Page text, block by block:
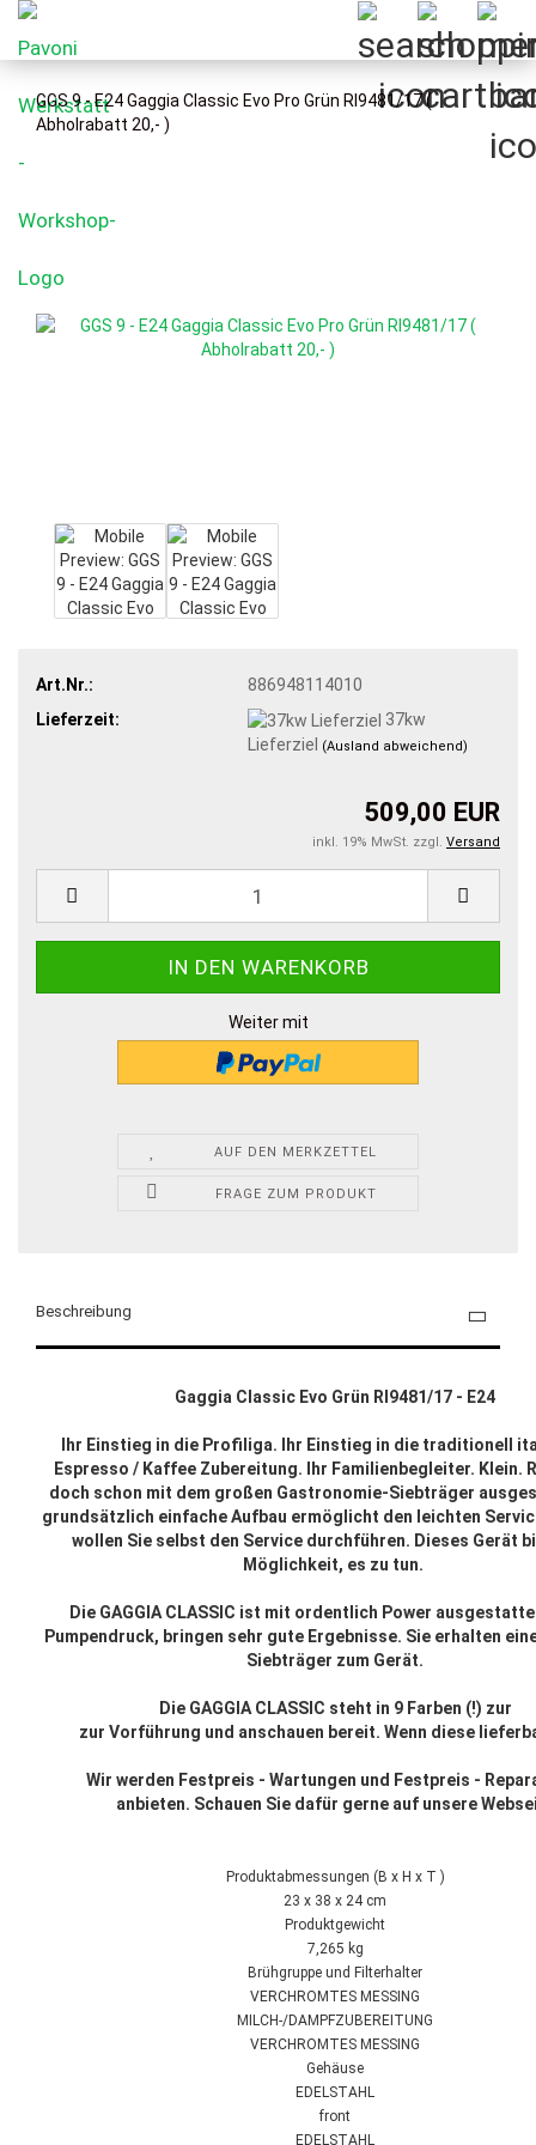
GGS 9 - E24 Gaggia Classic Evo Pro Grün RI9481/17 (
Abholrabatt 20,- )
Art.Nr.:
886948114010
Lieferzeit:
37kw
Lieferziel
(Ausland abweichend)
509,00 EUR
inkl. 19% MwSt. zzgl. Versand
Weiter mit
AUF DEN MERKZETTEL
FRAGE ZUM PRODUKT
Beschreibung
Gaggia Classic Evo Grün RI9481/17 - E24
Ihr Einstieg in die Profiliga. Ihr Einstieg in die traditionell
Espresso / Kaffee Zubereitung. Ihr Familienbegleiter. Klein.
doch schon mit dem großen Gastronomie-Siebträger
grundsätzlich einfache Aufbau ermöglicht den leichten
wollen Sie selbst den Service durchführen. Dieses Gerät
Möglichkeit, es zu tun.
Die GAGGIA CLASSIC ist mit ordentlich Power
Pumpendruck, bringen sehr gute Ergebnisse. Sie erhalten
Siebträger zum Gerät.
Die GAGGIA CLASSIC steht in 9 Farben (!) zur
zur Vorführung und anschauen bereit. Wenn diese
Wir werden Festpreis - Wartungen und Festpreis -
anbieten. Schauen Sie dafür gerne auf unsere
Produktabmessungen (B x H x T )
23 x 38 x 24 cm
Produktgewicht
7,265 kg
Brühgruppe und Filterhalter
VERCHROMTES MESSING
MILCH-/DAMPFZUBEREITUNG
VERCHROMTES MESSING
Gehäuse
EDELSTAHL
front
EDELSTAHL